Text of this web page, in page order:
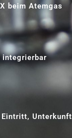
beim Atemgas
integrierbar
Unterkunft